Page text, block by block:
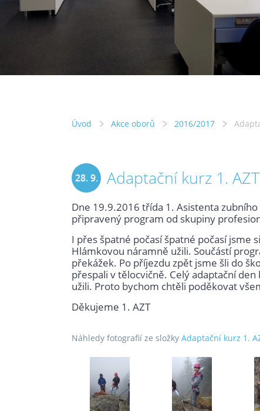
Úvod Akce oborů 2016/2017
28. 9.
2016
Adaptační kurz 1.
Dne 19.9.2016 třída 1. Asistenta
připravený program od skupiny
I přes špatné počasí špatné počasí jsme
Hlámkovou náramně užili. Součástí
překážek. Po příjezdu zpět jsme šli do
přespali v tělocvičně. Celý adaptační
užili. Proto bychom chtěli poděkovat
Děkujeme 1. AZT
Náhledy fotografií ze složky Adaptační kurz 1.